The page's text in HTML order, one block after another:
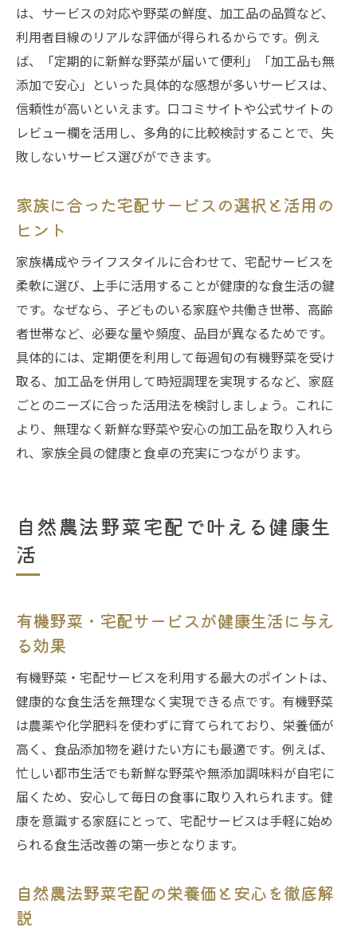
は、サービスの対応や野菜の鮮度、加工品の品質など、
利用者目線のリアルな評価が得られるからです。例え
ば、「定期的に新鮮な野菜が届いて便利」「加工品も無
添加で安心」といった具体的な感想が多いサービスは、
信頼性が高いといえます。口コミサイトや公式サイトの
レビュー欄を活用し、多角的に比較検討することで、失
敗しないサービス選びができます。
家族に合った宅配サービスの選択と活用の
ヒント
家族構成やライフスタイルに合わせて、宅配サービスを
柔軟に選び、上手に活用することが健康的な食生活の鍵
です。なぜなら、子どものいる家庭や共働き世帯、高齢
者世帯など、必要な量や頻度、品目が異なるためです。
具体的には、定期便を利用して毎週旬の有機野菜を受け
取る、加工品を併用して時短調理を実現するなど、家庭
ごとのニーズに合った活用法を検討しましょう。これに
より、無理なく新鮮な野菜や安心の加工品を取り入れら
れ、家族全員の健康と食卓の充実につながります。
自然農法野菜宅配で叶える健康生
活
有機野菜・宅配サービスが健康生活に与え
る効果
有機野菜・宅配サービスを利用する最大のポイントは、
健康的な食生活を無理なく実現できる点です。有機野菜
は農薬や化学肥料を使わずに育てられており、栄養価が
高く、食品添加物を避けたい方にも最適です。例えば、
忙しい都市生活でも新鮮な野菜や無添加調味料が自宅に
届くため、安心して毎日の食事に取り入れられます。健
康を意識する家庭にとって、宅配サービスは手軽に始め
られる食生活改善の第一歩となります。
自然農法野菜宅配の栄養価と安心を徹底解
説